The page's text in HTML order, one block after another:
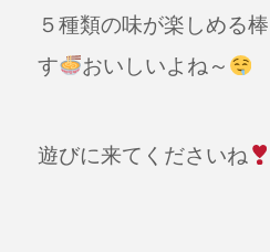
５種類の味が楽しめる
す
おいしいよね～
遊びに来てくださいね